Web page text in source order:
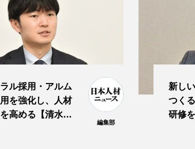
ル採用・アルム
を強化し、人材
高める【清水建
編集部
新し
つく
研修